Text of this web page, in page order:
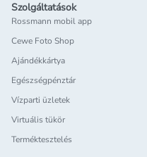
Szolgáltatások
Rossmann mobil app
Cewe Foto Shop
Ajándékkártya
Egészségpénztár
Vízparti üzletek
Virtuális tükör
Terméktesztelés